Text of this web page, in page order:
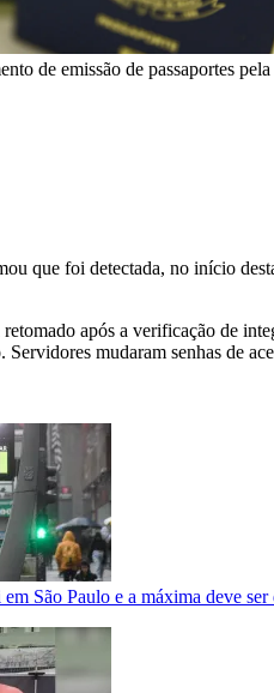
de emissão de passaportes
que foi detectada, no início
após a verificação de
mudaram senhas de
São Paulo e a máxima deve